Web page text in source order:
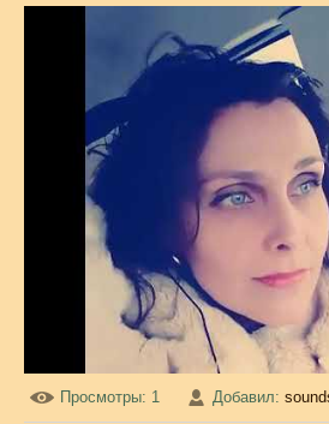
Просмотры: 1 Добавил: